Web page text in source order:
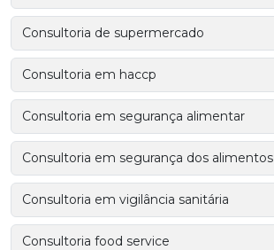
Consultoria de supermercado
Consultoria em haccp
Consultoria em segurança alimentar
Consultoria em segurança dos alimentos
Consultoria em vigilância sanitária
Consultoria food service